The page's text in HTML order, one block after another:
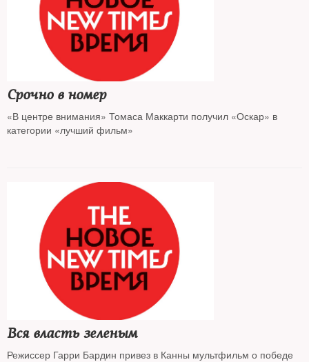
Срочно в номер
«В центре внимания» Томаса Маккарти получил «Оскар» в
категории «лучший фильм»
Вся власть зеленым
Режиссер Гарри Бардин привез в Канны мультфильм о победе